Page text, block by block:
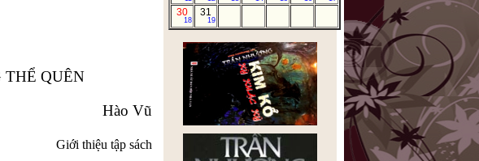
QUÊN
Hào Vũ
Giới thiệu tập sách
30
18
31
19